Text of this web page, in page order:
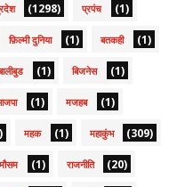
(1298) प्रपंच (1)
फ़िल्मी दुनिया (1) बतकही (1)
(1) बिजनेस (1)
(1) मजहब (1)
महक (1) महाकुंभ (309)
मौसम (1) राजनीति (20)